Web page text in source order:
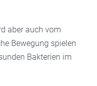
aber auch vom
Bewegung spielen
Bakterien im